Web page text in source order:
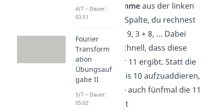
jeweils die
Summeaus der linken
und mittleren Spalte, du rechnest
also 1 + 10, 2 + 9, 3 + 8, … Dabei
erkennst du schnell, dass diese
Summe
immer 11 ergibt. Statt die
Zahlen von 1 bis 10 aufzuaddieren,
kannst du also auch fünfmal die 11
rechnen. Es gilt
4/7 – Dauer:
03:51
Fourier
Transform
ation
Übungsauf
gabe II
5/7 – Dauer:
05:02